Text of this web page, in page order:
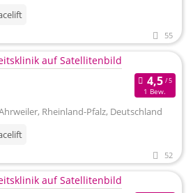
55
1 Bew.
Rheinland-Pfalz, Deutschland
52